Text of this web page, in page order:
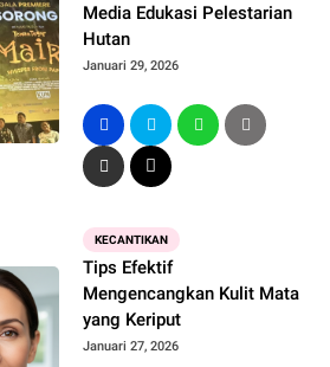
Media Edukasi Pelestarian
Hutan
Januari 29, 2026
KECANTIKAN
Tips Efektif
Mengencangkan Kulit Mata
yang Keriput
Januari 27, 2026